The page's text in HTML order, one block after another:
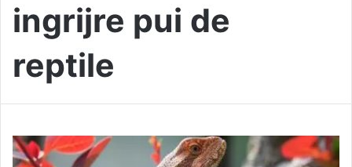
ingrijre pui de
reptile